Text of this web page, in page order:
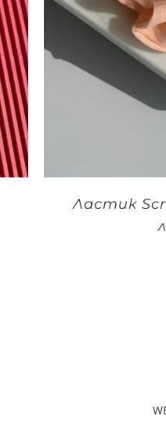
Ластик